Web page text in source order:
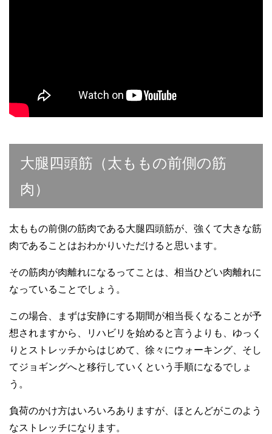
大腿四頭筋（太ももの前側の筋
肉）
太ももの前側の筋肉である大腿四頭筋が、強くて大きな筋
肉であることはおわかりいただけると思います。
その筋肉が肉離れになるってことは、相当ひどい肉離れに
なっていることでしょう。
この場合、まずは安静にする期間が相当長くなることが予
想されますから、リハビリを始めると言うよりも、ゆっく
りとストレッチからはじめて、徐々にウォーキング、そし
てジョギングへと移行していくという手順になるでしょ
う。
負荷のかけ方はいろいろありますが、ほとんどがこのよう
なストレッチになります。